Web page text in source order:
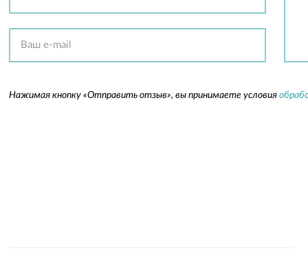
Нажимая кнопку «Отправить отзыв», вы принимаете условия